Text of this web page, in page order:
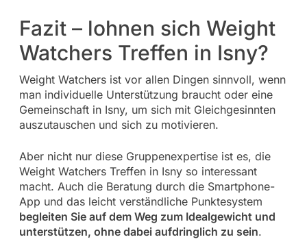
Fazit – lohnen sich Weight
Watchers Treffen in Isny?
Weight Watchers ist vor allen Dingen sinnvoll, wenn
man individuelle Unterstützung braucht oder eine
Gemeinschaft in Isny, um sich mit Gleichgesinnten
auszutauschen und sich zu motivieren.
Aber nicht nur diese Gruppenexpertise ist es, die
Weight Watchers Treffen in Isny so interessant
macht. Auch die Beratung durch die Smartphone-
App und das leicht verständliche Punktesystem
begleiten Sie auf dem Weg zum Idealgewicht und
unterstützen, ohne dabei aufdringlich zu sein.